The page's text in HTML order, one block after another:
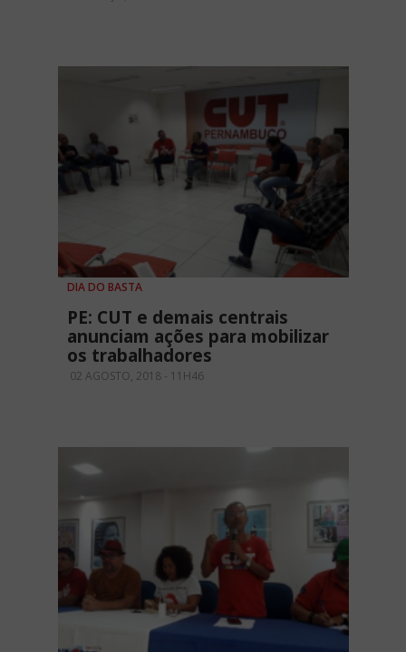
DIA DO BASTA
PE: CUT e demais centrais
anunciam ações para mobilizar
os trabalhadores
02 AGOSTO, 2018 - 11H46